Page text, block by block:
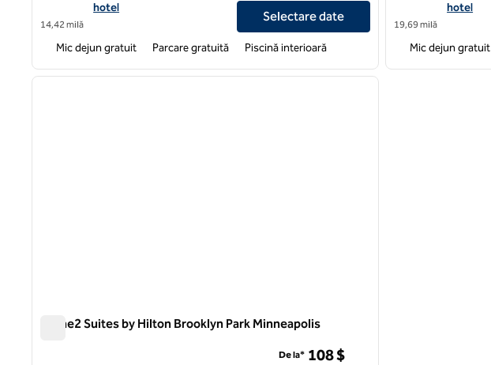
hotel
14,42 milă
Selectare date
Mic dejun gratuit Parcare gratuită Piscină interioară
hotel
19,69 milă
Mic dejun gratuit
1 din 12
imaginea următoare
Home2 Suites by Hilton Brooklyn Park Minneapolis
De la* 108 $